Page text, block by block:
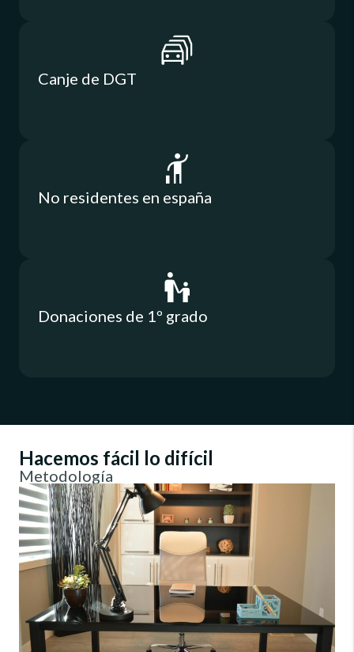
Canje de DGT
No residentes en españa
Donaciones de 1º grado
Hacemos fácil lo difícil
Metodología